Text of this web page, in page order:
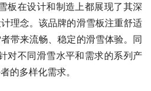
板在设计和制造上都展现了其深
理念。该品牌的滑雪板注重舒适
带来流畅、稳定的滑雪体验。同
对不同滑雪水平和需求的系列产
的多样化需求。